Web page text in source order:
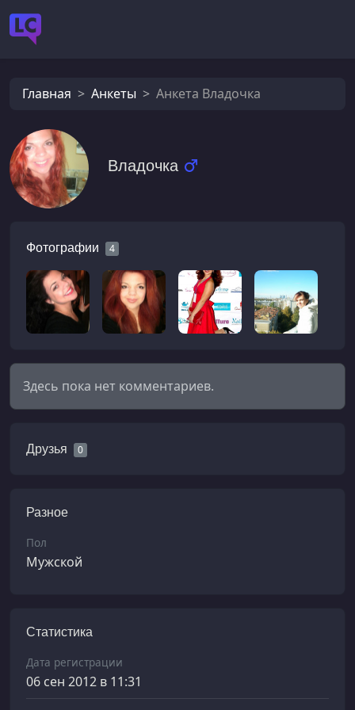
Главная Анкеты Анкета Владочка
Владочка
Фотографии 4
Здесь пока нет комментариев.
Друзья 0
Разное
Пол
Мужской
Статистика
Дата регистрации
06 сен 2012 в 11:31